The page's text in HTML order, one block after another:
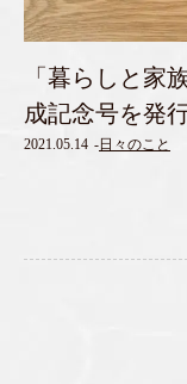
「暮らしと家
成記念号を発
2021.05.14 -日々のこと